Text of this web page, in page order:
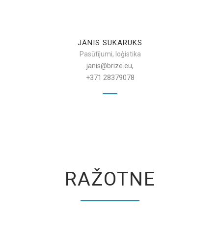
JĀNIS SUKARUKS
Pasūtījumi, loģistika
janis@brize.eu,
+371 28379078
RAŽOTNE